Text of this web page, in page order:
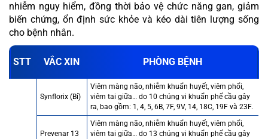
nhiễm nguy hiểm, đồng thời bảo vệ chức năng gan, giảm
biến chứng, ổn định sức khỏe và kéo dài tiên lượng sống
cho bệnh nhân.
STT VẮC XIN PHÒNG BỆNH
Synflorix (Bỉ)
Viêm màng não, nhiễm khuẩn huyết, viêm phổi,
viêm tai giữa… do 10 chủng vi khuẩn phế cầu gây
ra, bao gồm: 1, 4, 5, 6B, 7F, 9V, 14, 18C, 19F và 23F.
Prevenar 13
Viêm màng não, nhiễm khuẩn huyết, viêm phổi,
viêm tai giữa… do 13 chủng vi khuẩn phế cầu gây